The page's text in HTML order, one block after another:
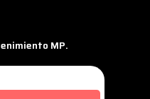
MP.